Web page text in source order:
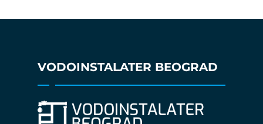
VODOINSTALATER BEOGRAD